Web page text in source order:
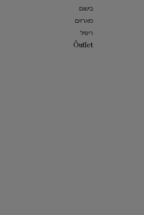
בישום
מארזים
ריפיל
​Ôutlet